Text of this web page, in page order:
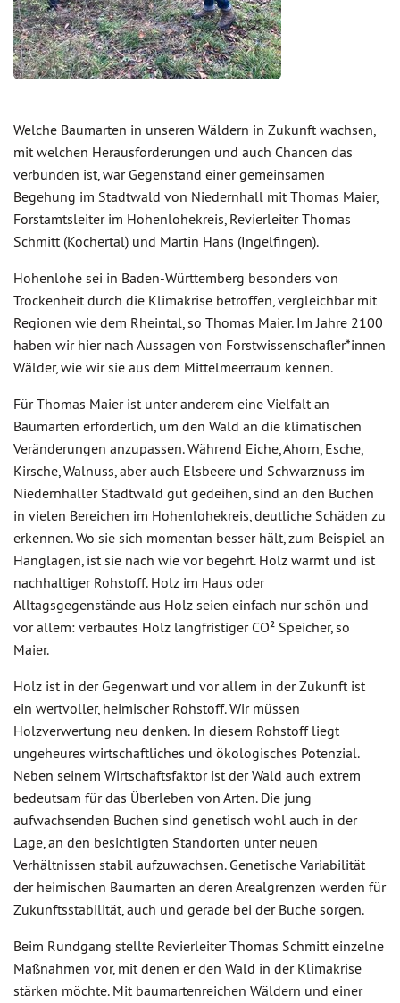
Welche Baumarten in unseren Wäldern in Zukunft wachsen,
mit welchen Herausforderungen und auch Chancen das
verbunden ist, war Gegenstand einer gemeinsamen
Begehung im Stadtwald von Niedernhall mit Thomas Maier,
Forstamtsleiter im Hohenlohekreis, Revierleiter Thomas
Schmitt (Kochertal) und Martin Hans (Ingelfingen).
Hohenlohe sei in Baden-Württemberg besonders von
Trockenheit durch die Klimakrise betroffen, vergleichbar mit
Regionen wie dem Rheintal, so Thomas Maier. Im Jahre 2100
haben wir hier nach Aussagen von Forstwissenschafler*innen
Wälder, wie wir sie aus dem Mittelmeerraum kennen.
Für Thomas Maier ist unter anderem eine Vielfalt an
Baumarten erforderlich, um den Wald an die klimatischen
Veränderungen anzupassen. Während Eiche, Ahorn, Esche,
Kirsche, Walnuss, aber auch Elsbeere und Schwarznuss im
Niedernhaller Stadtwald gut gedeihen, sind an den Buchen
in vielen Bereichen im Hohenlohekreis, deutliche Schäden zu
erkennen. Wo sie sich momentan besser hält, zum Beispiel an
Hanglagen, ist sie nach wie vor begehrt. Holz wärmt und ist
nachhaltiger Rohstoff. Holz im Haus oder
Alltagsgegenstände aus Holz seien einfach nur schön und
vor allem: verbautes Holz langfristiger CO² Speicher, so
Maier.
Holz ist in der Gegenwart und vor allem in der Zukunft ist
ein wertvoller, heimischer Rohstoff. Wir müssen
Holzverwertung neu denken. In diesem Rohstoff liegt
ungeheures wirtschaftliches und ökologisches Potenzial.
Neben seinem Wirtschaftsfaktor ist der Wald auch extrem
bedeutsam für das Überleben von Arten. Die jung
aufwachsenden Buchen sind genetisch wohl auch in der
Lage, an den besichtigten Standorten unter neuen
Verhältnissen stabil aufzuwachsen. Genetische Variabilität
der heimischen Baumarten an deren Arealgrenzen werden für
Zukunftsstabilität, auch und gerade bei der Buche sorgen.
Beim Rundgang stellte Revierleiter Thomas Schmitt einzelne
Maßnahmen vor, mit denen er den Wald in der Klimakrise
stärken möchte. Mit baumartenreichen Wäldern und einer